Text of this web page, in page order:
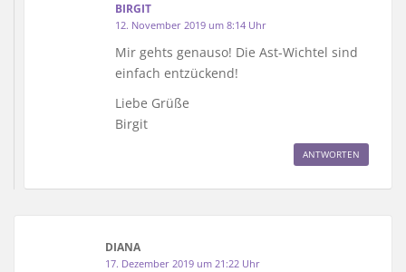
BIRGIT
12. November 2019 um 8:14 Uhr
Mir gehts genauso! Die Ast-Wichtel sind
einfach entzückend!
Liebe Grüße
Birgit
ANTWORTEN
DIANA
17. Dezember 2019 um 21:22 Uhr